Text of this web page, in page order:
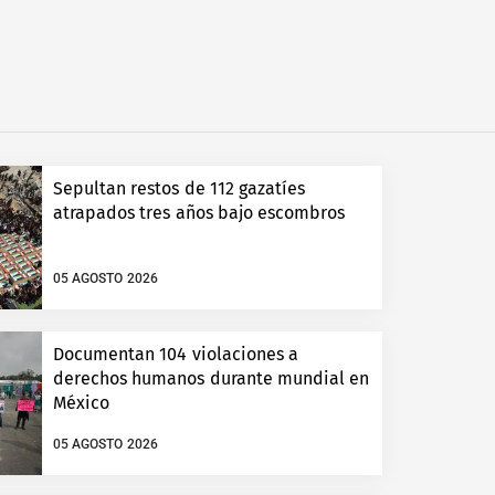
Sepultan restos de 112 gazatíes
atrapados tres años bajo escombros
05 AGOSTO 2026
Documentan 104 violaciones a
derechos humanos durante mundial en
México
05 AGOSTO 2026